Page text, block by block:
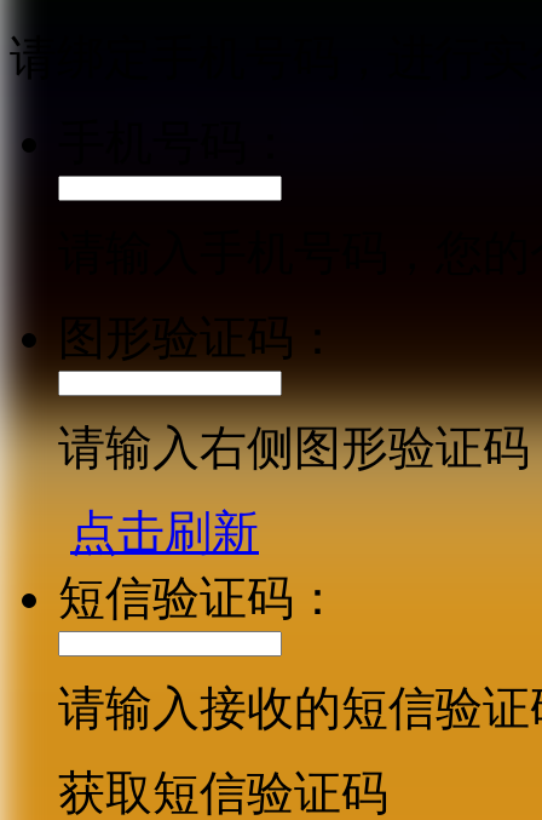
请绑定手机号码，进行
图形验证码：
请输入右侧图形验证码
点击刷新
短信验证码：
请输入接收的短信验证
获取短信验证码